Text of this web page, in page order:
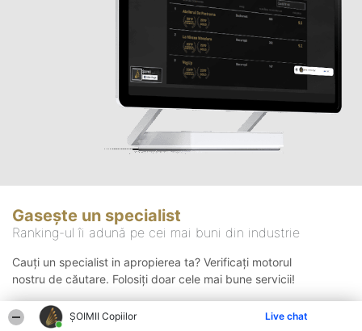
ȘOIMII Copiilor Live chat
Gasește un specialist
Ranking-ul îi adună pe cei mai buni din industrie
Cauți un specialist in apropierea ta? Verificați motorul
nostru de căutare. Folosiți doar cele mai bune servicii!